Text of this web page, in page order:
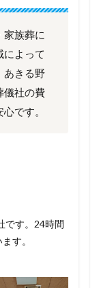
家族葬に
によって
あきる野
儀社の費
です。
です。24時間
す。